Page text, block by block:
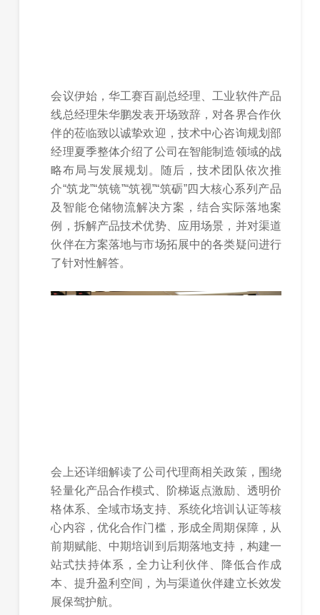
会议伊始，华工赛百副总经理、工业软件产品
线总经理朱华鹏发表开场致辞，对各界合作伙
伴的莅临致以诚挚欢迎，技术中心咨询规划部
经理夏季整体介绍了公司在智能制造领域的战
略布局与发展规划。随后，技术团队依次推
介“筑龙”“筑镜”“筑视”“筑砺”四大核心系列产品
及智能仓储物流解决方案，结合实际落地案
例，拆解产品技术优势、应用场景，并对渠道
伙伴在方案落地与市场拓展中的各类疑问进行
了针对性解答。
会上还详细解读了公司代理商相关政策，围绕
轻量化产品合作模式、阶梯返点激励、透明价
格体系、全域市场支持、系统化培训认证等核
心内容，优化合作门槛，形成全周期保障，从
前期赋能、中期培训到后期落地支持，构建一
站式扶持体系，全力让利伙伴、降低合作成
本、提升盈利空间，为与渠道伙伴建立长效发
展保驾护航。